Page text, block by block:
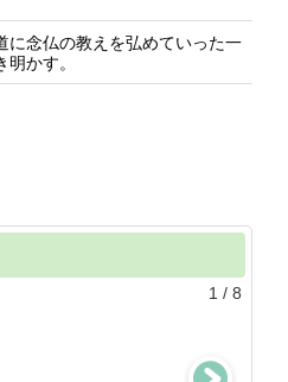
に念仏の教えを弘めていった一
かす。
1 / 8